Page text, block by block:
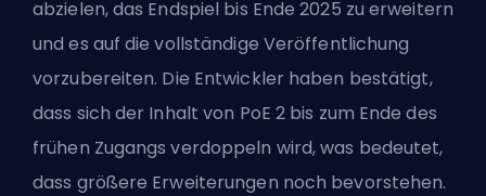
abzielen, das Endspiel bis Ende 2025 zu erweitern
und es auf die vollständige Veröffentlichung
vorzubereiten. Die Entwickler haben bestätigt,
dass sich der Inhalt von PoE 2 bis zum Ende des
frühen Zugangs verdoppeln wird, was bedeutet,
dass größere Erweiterungen noch bevorstehen.